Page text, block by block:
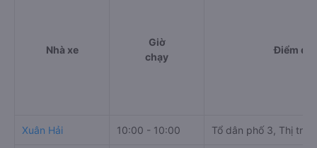
Nhà xe
Giờ
chạy
Điểm đi
Xuân Hải 10:00 - 10:00 Tổ dân phố 3, Thị trấn